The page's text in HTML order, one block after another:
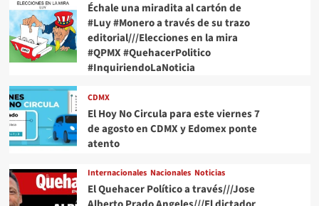
Échale una miradita al cartón de
#Luy #Monero a través de su trazo
editorial///Elecciones en la mira
#QPMX #QuehacerPolitico
#InquiriendoLaNoticia
CDMX
El Hoy No Circula para este viernes 7
de agosto en CDMX y Edomex ponte
atento
Internacionales Nacionales Noticias
El Quehacer Político a través///Jose